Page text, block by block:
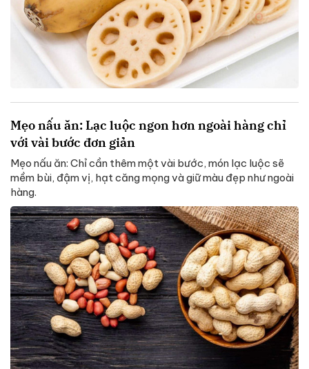
Mẹo nấu ăn: Lạc luộc ngon hơn ngoài hàng chỉ
với vài bước đơn giản
Mẹo nấu ăn: Chỉ cần thêm một vài bước, món lạc luộc sẽ
mềm bùi, đậm vị, hạt căng mọng và giữ màu đẹp như ngoài
hàng.